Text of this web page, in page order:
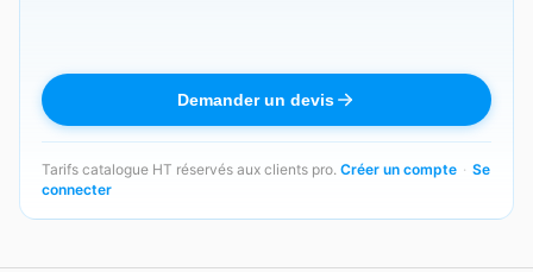
Demander un devis
Tarifs catalogue HT réservés aux clients pro. Créer un compte · Se
connecter